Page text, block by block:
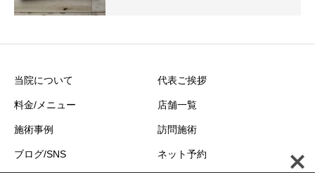
当院について 代表ご挨拶
料金/メニュー 店舗一覧
施術事例 訪問施術
ブログ/SNS ネット予約